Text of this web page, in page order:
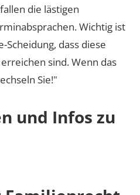
die lästigen
Wichtig ist
dass diese
sind. Wenn das
Sie!"
und Infos zu